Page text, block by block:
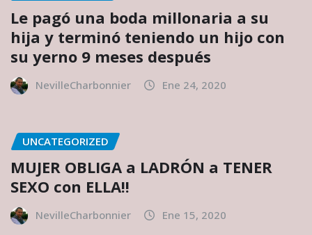
Le pagó una boda millonaria a su
hija y terminó teniendo un hijo con
su yerno 9 meses después
NevilleCharbonnier Ene 24, 2020
UNCATEGORIZED
MUJER OBLIGA a LADRÓN a TENER
SEXO con ELLA!!
NevilleCharbonnier Ene 15, 2020